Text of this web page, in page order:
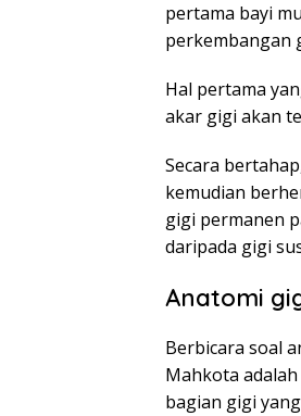
pertama bayi
perkembangan
Hal pertama
akar gigi akan
Secara
kemudian
gigi permanen
daripada gigi
Anatomi
Berbicara soal
Mahkota
bagian gigi